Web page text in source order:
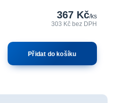
367 Kč/ks
303 Kčbez DPH
Přidat do košíku